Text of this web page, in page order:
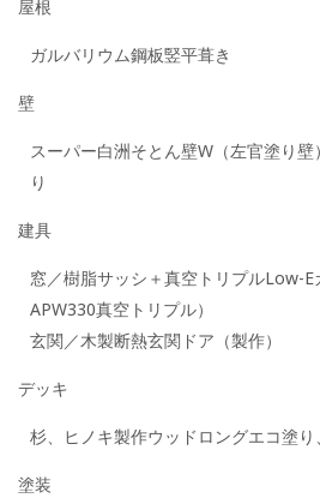
屋根
ガルバリウム鋼板竪平葺き
壁
スーパー白洲そとん壁W（左官塗り
り
建具
窓／樹脂サッシ＋真空トリプルLow-E
APW330真空トリプル）
玄関／木製断熱玄関ドア（製作）
デッキ
杉、ヒノキ製作ウッドロングエコ塗
塗装